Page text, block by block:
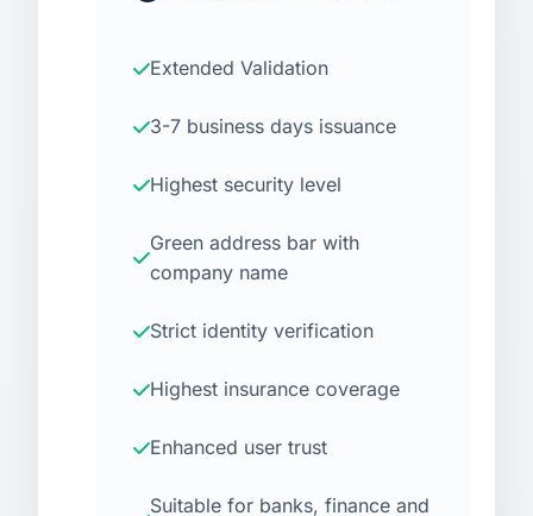
Extended Validation
3-7 business days issuance
Highest security level
Green address bar with
company name
Strict identity verification
Highest insurance coverage
Enhanced user trust
Suitable for banks, finance and